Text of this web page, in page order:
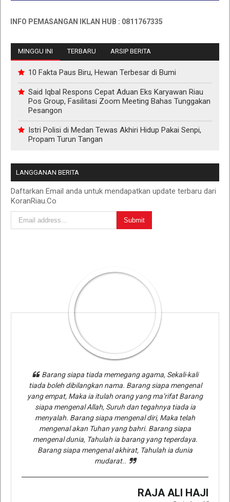
PEMASANGAN IKLAN HUB : 0811767335
MINGGU INI TERBARU ARSIP BERITA
10 Fakta Paus Biru, Hewan Terbesar di Bumi
Said Iqbal Respons Cepat Aduan Eks Karyawan Riau
Pos Group, Fasilitasi Zoom Meeting Bahas Tunggakan
Pesangon
Istri Polisi di Medan Tewas Akhiri Hidup Pakai Senpi,
Propam Turun Tangan
LANGGANAN BERITA
Daftarkan Email anda untuk mendapatkan update terbaru dari
KoranRiau.Co
Barang siapa tiada memegang agama, Sekali-kali
tiada boleh dibilangkan nama. Barang siapa mengenal
yang empat, Maka ia itulah orang yang ma’rifat Barang
siapa mengenal Allah, Suruh dan tegahnya tiada ia
menyalah. Barang siapa mengenal diri, Maka telah
mengenal akan Tuhan yang bahri. Barang siapa
mengenal dunia, Tahulah ia barang yang teperdaya.
Barang siapa mengenal akhirat, Tahulah ia dunia
mudarat..
RAJA ALI HAJI